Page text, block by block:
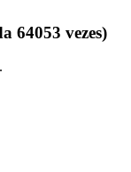
64053 vezes)